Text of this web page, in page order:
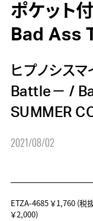
ポケット
Bad Ass
ヒプノシス
Battle－ /
SUMMER
2021/08/02
ETZA-4685￥1,760(税
￥2,000)